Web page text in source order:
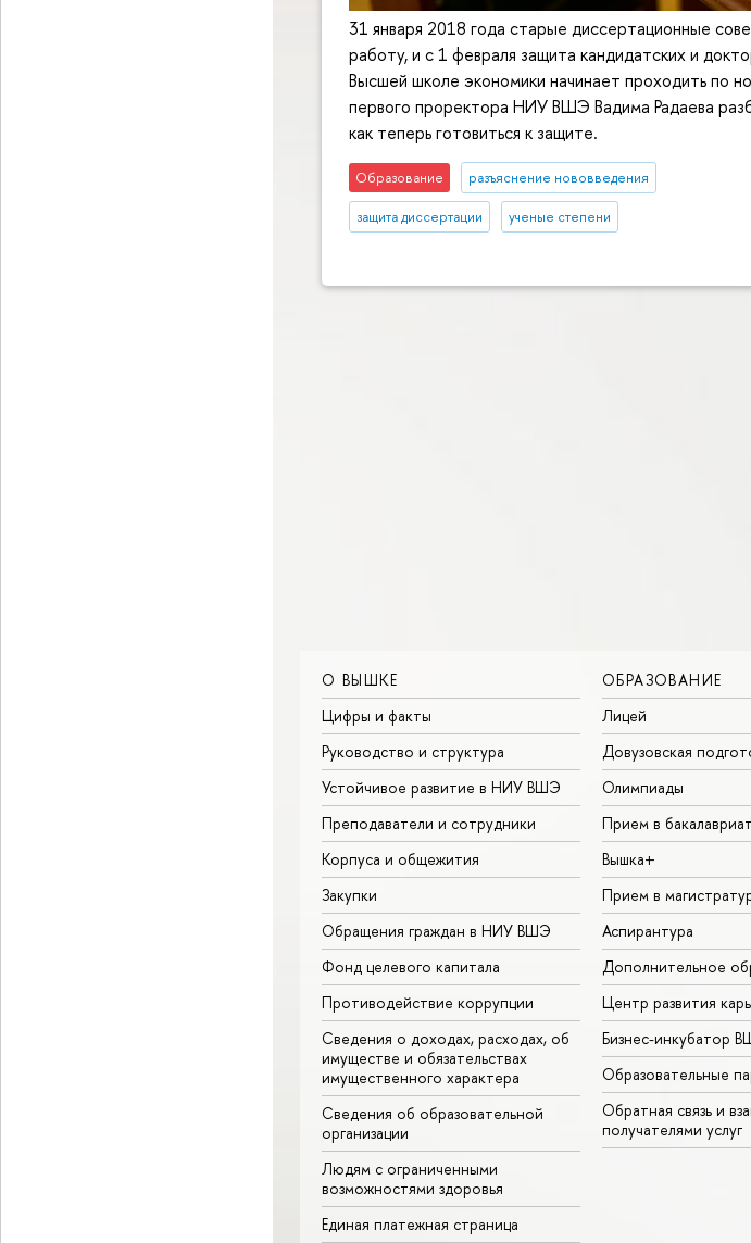
31 января 2018 года старые диссертационные
работу, и с 1 февраля защита кандидатских и
Высшей школе экономики начинает проходить по
первого проректора НИУ ВШЭ Вадима Радаева
как теперь готовиться к защите.
Образование разъяснение нововведения
защита диссертации ученые степени
О ВЫШКЕ
Цифры и факты
Руководство и структура
Устойчивое развитие в НИУ ВШЭ
Преподаватели и сотрудники
Корпуса и общежития
Закупки
Обращения граждан в НИУ ВШЭ
Фонд целевого капитала
Противодействие коррупции
Сведения о доходах, расходах, об
имуществе и обязательствах
имущественного характера
Сведения об образовательной
организации
Людям с ограниченными
возможностями здоровья
Единая платежная страница
ОБРАЗОВАНИЕ
Лицей
Довузовская
Олимпиады
Прием в бакалавриат
Вышка+
Прием в
Аспирантура
Дополнительное
Центр развития
Бизнес-инкубатор
Образовательные
Обратная связь и
получателями услуг